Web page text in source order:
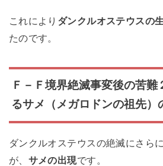
これにより ダンクルオステウスの
たのです。
Ｆ－Ｆ境界絶滅事変後の苦難
るサメ（メガロドンの祖先）
ダンクルオステウスの絶滅にさら
が、 サメの出現です。